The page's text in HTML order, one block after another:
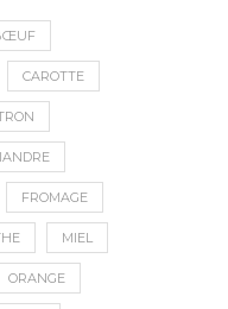
CAROTTE
FROMAGE
MIEL
ORANGE